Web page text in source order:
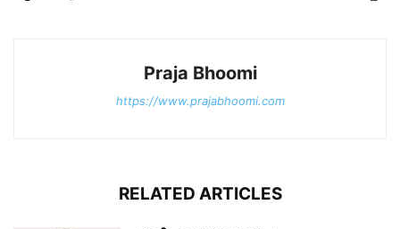
Praja Bhoomi
https://www.prajabhoomi.com
RELATED ARTICLES